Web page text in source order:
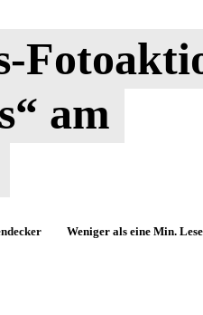
am
Weniger als eine Min.